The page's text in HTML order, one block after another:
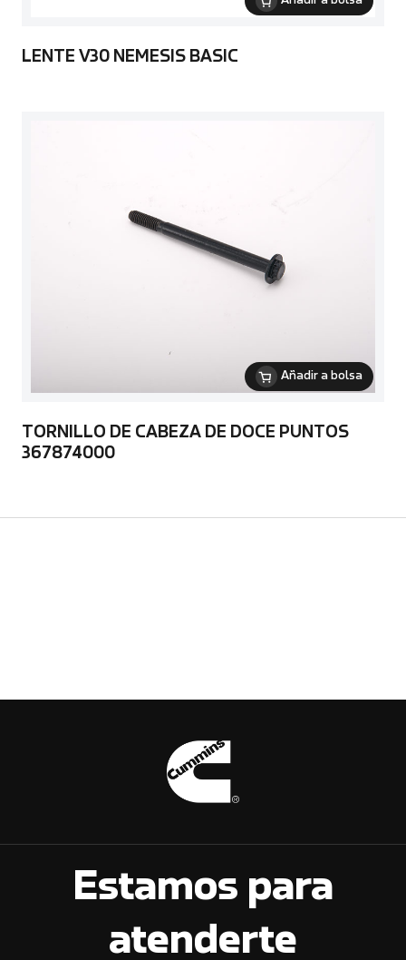
LENTE V30 NEMESIS BASIC
Añadir a bolsa
TORNILLO DE CABEZA DE DOCE PUNTOS
367874000
Estamos para
atenderte